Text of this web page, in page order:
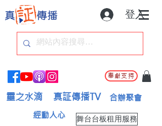
登入
奉獻支持
靈之水滴 真証傳播TV 合辦聚會
舞台台板租用服務
經動人心